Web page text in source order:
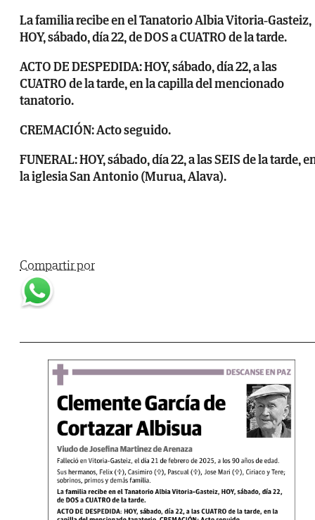
La familia recibe en el Tanatorio Albia Vitoria-Gasteiz,
HOY, sábado, día 22, de DOS a CUATRO de la tarde.
ACTO DE DESPEDIDA: HOY, sábado, día 22, a las
CUATRO de la tarde, en la capilla del mencionado
tanatorio.
CREMACIÓN: Acto seguido.
FUNERAL: HOY, sábado, día 22, a las SEIS de la tarde,
la iglesia San Antonio (Murua, Alava).
Compartir por